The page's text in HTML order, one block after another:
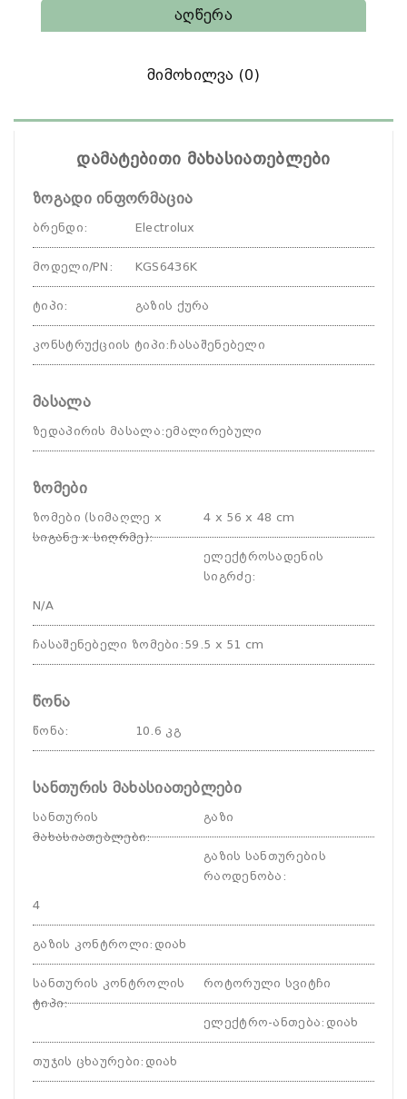
Აღწერა
Მიმოხილვა (0)
დამატებითი მახასიათებლები
ზოგადი ინფორმაცია
ბრენდი: Electrolux
მოდელი/PN : KGS6436K
ტიპი: გაზის ქურა
კონსტრუქციის ტიპი: ჩასაშენებელი
მასალა
ზედაპირის მასალა: ემალირებული
ზომები
ზომები (სიმაღლე x
სიგანე x სიღრმე):
4 x 56 x 48 cm
ელექტროსადენის
სიგრძე:
N/A
ჩასაშენებელი ზომები : 59.5 x 51 cm
წონა
წონა: 10.6 კგ
სანთურის მახასიათებლები
სანთურის
მახასიათებლები:
გაზი
გაზის სანთურების
რაოდენობა :
4
გაზის კონტროლი: დიახ
სანთურის კონტროლის
ტიპი:
როტორული სვიტჩი
ელექტრო-ანთება: დიახ
თუჯის ცხაურები: დიახ